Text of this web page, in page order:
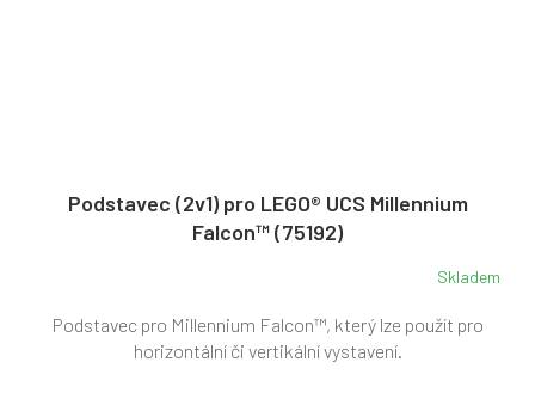
Podstavec (2v1) pro LEGO® UCS Millennium
Falcon™ (75192)
Skladem
Podstavec pro Millennium Falcon™, který lze použít pro
horizontální či vertikální vystavení.